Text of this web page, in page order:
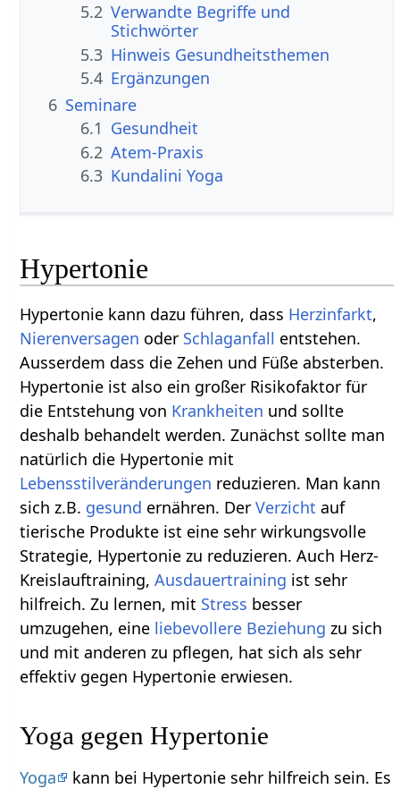
5.2 Verwandte Begriffe und
Stichwörter
5.3 Hinweis Gesundheitsthemen
5.4 Ergänzungen
6 Seminare
6.1 Gesundheit
6.2 Atem-Praxis
6.3 Kundalini Yoga
Hypertonie
Hypertonie kann dazu führen, dass Herzinfarkt,
Nierenversagen oder Schlaganfall entstehen.
Ausserdem dass die Zehen und Füße absterben.
Hypertonie ist also ein großer Risikofaktor für
die Entstehung von Krankheiten und sollte
deshalb behandelt werden. Zunächst sollte man
natürlich die Hypertonie mit
Lebensstilveränderungen reduzieren. Man kann
sich z.B. gesund ernähren. DerVerzicht auf
tierische Produkte ist eine sehr wirkungsvolle
Strategie, Hypertonie zu reduzieren. Auch Herz-
Kreislauftraining,Ausdauertraining ist sehr
hilfreich. Zu lernen, mit Stress besser
umzugehen, eine liebevollere Beziehung zu sich
und mit anderen zu pflegen, hat sich als sehr
effektiv gegen Hypertonie erwiesen.
Yoga gegen Hypertonie
Yoga
kann bei Hypertonie sehr hilfreich sein. Es